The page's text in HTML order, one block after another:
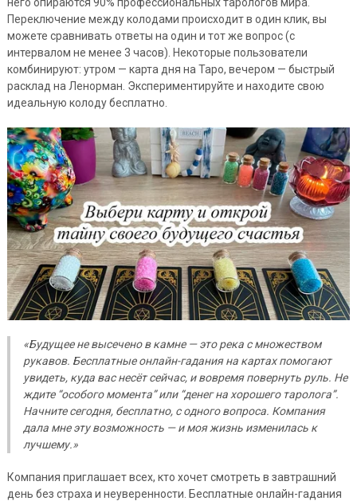
Переключение между колодами происходит в один клик, вы
можете сравнивать ответы на один и тот же вопрос (с
интервалом не менее 3 часов). Некоторые пользователи
комбинируют: утром — карта дня на Таро, вечером — быстрый
расклад на Ленорман. Экспериментируйте и находите свою
идеальную колоду бесплатно.
«Будущее не высечено в камне — это река с множеством
рукавов. Бесплатные онлайн-гадания на картах помогают
увидеть, куда вас несёт сейчас, и вовремя повернуть руль. Не
ждите “особого момента” или “денег на хорошего таролога”.
Начните сегодня, бесплатно, с одного вопроса. Компания
дала мне эту возможность — и моя жизнь изменилась к
лучшему.»
Компания приглашает всех, кто хочет смотреть в завтрашний
день без страха и неуверенности. Бесплатные онлайн-гадания